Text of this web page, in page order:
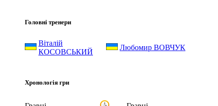
Головні тренери
Віталій
КОСОВСЬКИЙ
Любомир ВОВЧУК
Хронологія гри